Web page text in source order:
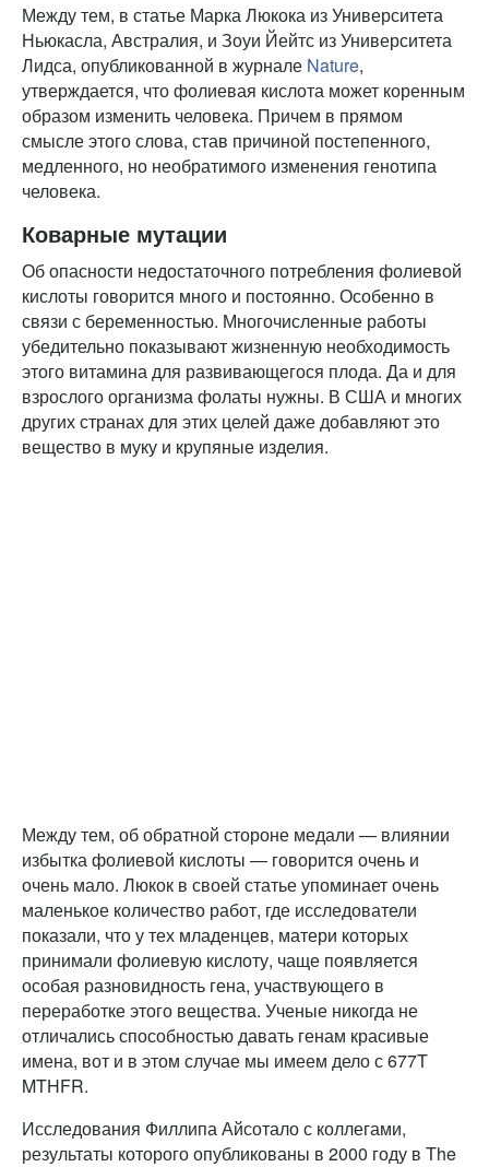
Между тем, в статье Марка Люкока из Университета
Ньюкасла, Австралия, и Зоуи Йейтс из Университета
Лидса, опубликованной в журнале Nature,
утверждается, что фолиевая кислота может коренным
образом изменить человека. Причем в прямом
смысле этого слова, став причиной постепенного,
медленного, но необратимого изменения генотипа
человека.
Коварные мутации
Об опасности недостаточного потребления фолиевой
кислоты говорится много и постоянно. Особенно в
связи с беременностью. Многочисленные работы
убедительно показывают жизненную необходимость
этого витамина для развивающегося плода. Да и для
взрослого организма фолаты нужны. В США и многих
других странах для этих целей даже добавляют это
вещество в муку и крупяные изделия.
Между тем, об обратной стороне медали — влиянии
избытка фолиевой кислоты — говорится очень и
очень мало. Люкок в своей статье упоминает очень
маленькое количество работ, где исследователи
показали, что у тех младенцев, матери которых
принимали фолиевую кислоту, чаще появляется
особая разновидность гена, участвующего в
переработке этого вещества. Ученые никогда не
отличались способностью давать генам красивые
имена, вот и в этом случае мы имеем дело с 677T
MTHFR.
Исследования Филлипа Айсотало с коллегами,
результаты которого опубликованы в 2000 году в The